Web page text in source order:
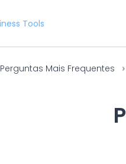
Perguntas Mais Frequentes